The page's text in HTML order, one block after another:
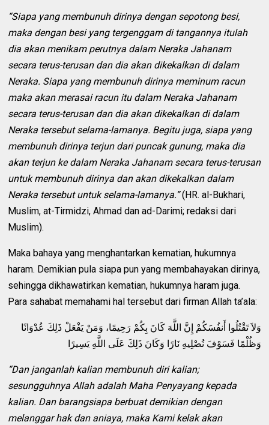
“Siapa yang membunuh dirinya dengan sepotong besi,
maka dengan besi yang tergenggam di tangannya itulah
dia akan menikam perutnya dalam Neraka Jahanam
secara terus-terusan dan dia akan dikekalkan di dalam
Neraka. Siapa yang membunuh dirinya meminum racun
maka akan merasai racun itu dalam Neraka Jahanam
secara terus-terusan dan dia akan dikekalkan di dalam
Neraka tersebut selama-lamanya. Begitu juga, siapa yang
membunuh dirinya terjun dari puncak gunung, maka dia
akan terjun ke dalam Neraka Jahanam secara terus-terusan
untuk membunuh dirinya dan akan dikekalkan dalam
Neraka tersebut untuk selama-lamanya.”(HR. al-Bukhari,
Muslim, at-Tirmidzi, Ahmad dan ad-Darimi; redaksi dari
Muslim).
Maka bahaya yang menghantarkan kematian, hukumnya
haram. Demikian pula siapa pun yang membahayakan dirinya,
sehingga dikhawatirkan kematian, hukumnya haram juga.
Para sahabat memahami hal tersebut dari firman Allah ta’ala:
وَلاَ تَقْتُلُوا أَنفُسَكُمْ إِنَّ اللَّهَ كَانَ بِكُمْ رَحِيمًا، وَمَنْ يَفْعَلْ ذَلِكَ عُدْوَانًا
وَظُلْمًا فَسَوْفَ نُصْلِيهِ نَارًا وَكَانَ ذَلِكَ عَلَى اللَّهِ يَسِيرًا
“Dan janganlah kalian membunuh diri kalian;
sesungguhnya Allah adalah Maha Penyayang kepada
kalian. Dan barangsiapa berbuat demikian dengan
melanggar hak dan aniaya, maka Kami kelak akan